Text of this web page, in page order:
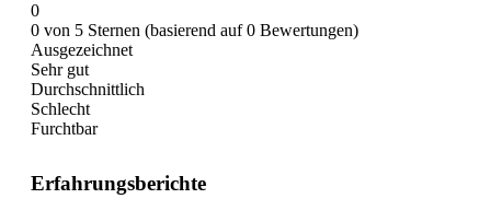
0
0 von 5 Sternen (basierend auf 0 Bewertungen)
Ausgezeichnet
Sehr gut
Durchschnittlich
Schlecht
Furchtbar
Erfahrungsberichte